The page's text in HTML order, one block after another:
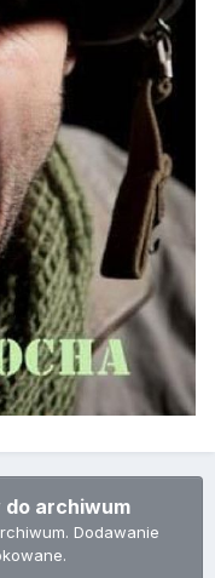
do archiwum
Dodawanie